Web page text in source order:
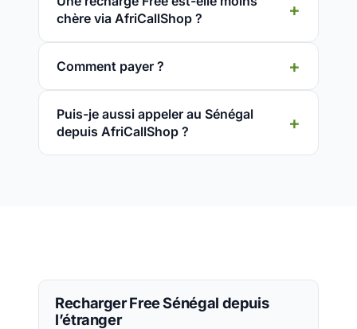
chère via AfriCallShop ?
Comment payer ?
Puis-je aussi appeler au Sénégal
depuis AfriCallShop ?
Recharger Free Sénégal depuis
l’étranger